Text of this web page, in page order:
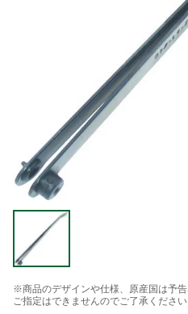
※商品のデザインや仕様、原産国は予告
ご指定はできませんのでご了承ください